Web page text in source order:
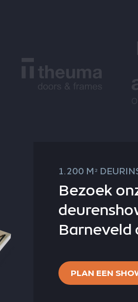
1.200 M 2
Bezoek
Barneveld
PLAN EEN